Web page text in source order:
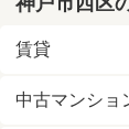
賃貸
中古マンショ